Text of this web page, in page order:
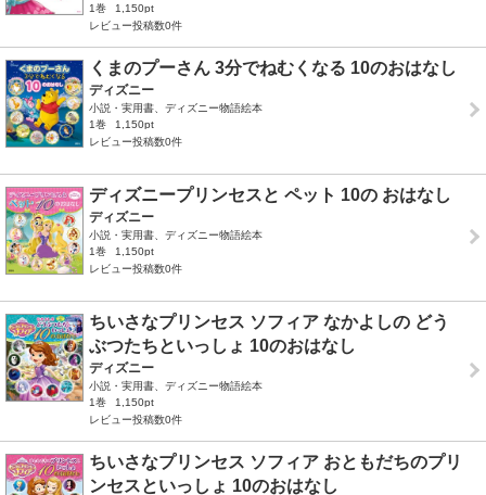
1巻
1,150pt
レビュー投稿数0件
くまのプーさん 3分でねむくなる 10のおはなし
ディズニー
小説・実用書、ディズニー物語絵本
1巻
1,150pt
レビュー投稿数0件
ディズニープリンセスと ペット 10の おはなし
ディズニー
小説・実用書、ディズニー物語絵本
1巻
1,150pt
レビュー投稿数0件
ちいさなプリンセス ソフィア なかよしの どう
ぶつたちといっしょ 10のおはなし
ディズニー
小説・実用書、ディズニー物語絵本
1巻
1,150pt
レビュー投稿数0件
ちいさなプリンセス ソフィア おともだちのプリ
ンセスといっしょ 10のおはなし